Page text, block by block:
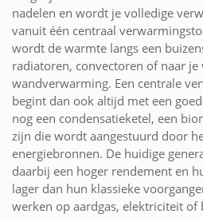
nadelen en wordt je volledige
vanuit één centraal
wordt de warmte langs een
radiatoren, convectoren of naar
wandverwarming. Een centrale
begint dan ook altijd met een
nog een condensatieketel, een
zijn die wordt aangestuurd door
energiebronnen. De huidige
daarbij een hoger rendement en
lager dan hun klassieke
werken op aardgas, elektriciteit of